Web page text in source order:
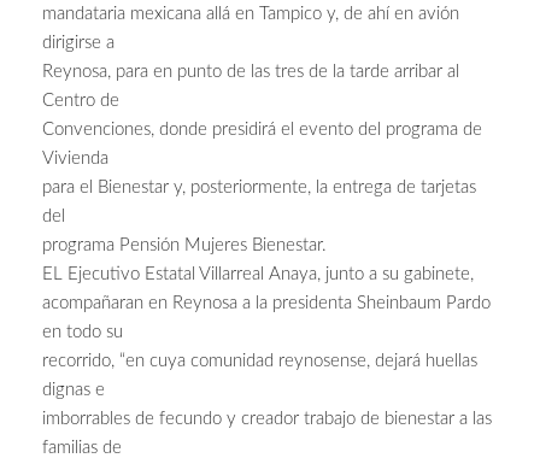
mandataria mexicana allá en Tampico y, de ahí en avión
dirigirse a
Reynosa, para en punto de las tres de la tarde arribar al
Centro de
Convenciones, donde presidirá el evento del programa de
Vivienda
para el Bienestar y, posteriormente, la entrega de tarjetas
del
programa Pensión Mujeres Bienestar.
EL Ejecutivo Estatal Villarreal Anaya, junto a su gabinete,
acompañaran en Reynosa a la presidenta Sheinbaum Pardo
en todo su
recorrido, “en cuya comunidad reynosense, dejará huellas
dignas e
imborrables de fecundo y creador trabajo de bienestar a las
familias de